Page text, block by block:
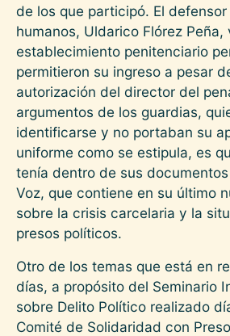
de los que participó. El
humanos, Uldarico Flórez Peña,
establecimiento penitenciario
permitieron su ingreso a pesar
autorización del director del
argumentos de los guardias,
identificarse y no portaban su
uniforme como se estipula, es
tenía dentro de sus
Voz, que contiene en su último
sobre la crisis carcelaria y la
presos políticos.
Otro de los temas que está en
días, a propósito del Seminario
sobre Delito Político realizado
Comité de Solidaridad con